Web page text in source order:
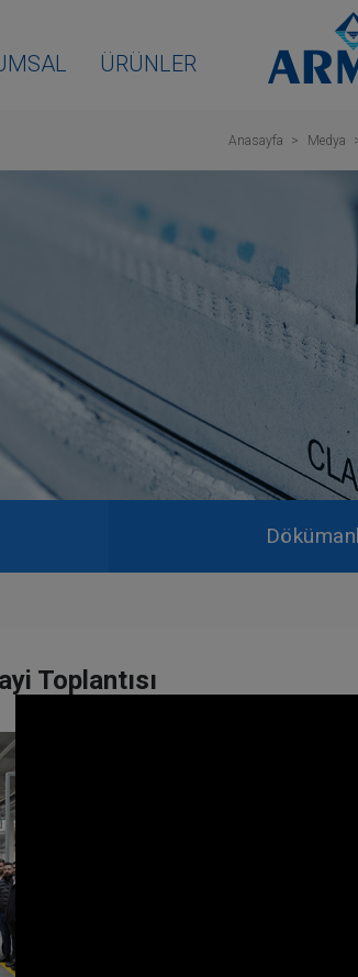
ÜRÜNLER
Anasayfa Medya
Toplantısı
Anadolu Bölgesi Bayilerimizle 24.01.2023